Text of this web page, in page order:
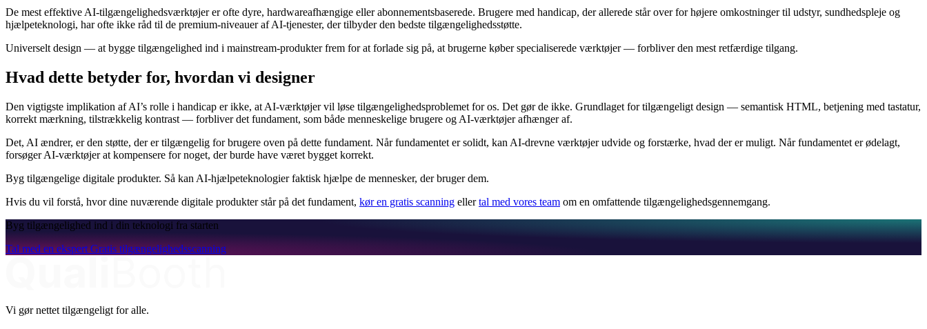
De mest effektive AI-tilgængelighedsværktøjer er ofte dyre, hardwareafhængige eller abonnementsbaserede. Brugere med handicap, der allerede står over for højere omkostninger til udstyr, sundhedspleje og
hjælpeteknologi, har ofte ikke råd til de premium-niveauer af AI-tjenester, der tilbyder den bedste tilgængelighedsstøtte.
Universelt design — at bygge tilgængelighed ind i mainstream-produkter frem for at forlade sig på, at brugerne køber specialiserede værktøjer — forbliver den mest retfærdige tilgang.
Hvad dette betyder for, hvordan vi designer
Den vigtigste implikation af AI’s rolle i handicap er ikke, at AI-værktøjer vil løse tilgængelighedsproblemet for os. Det gør de ikke. Grundlaget for tilgængeligt design — semantisk HTML, betjening med tastatur,
korrekt mærkning, tilstrækkelig kontrast — forbliver det fundament, som både menneskelige brugere og AI-værktøjer afhænger af.
Det, AI ændrer, er den støtte, der er tilgængelig for brugere oven på dette fundament. Når fundamentet er solidt, kan AI-drevne værktøjer udvide og forstærke, hvad der er muligt. Når fundamentet er ødelagt,
forsøger AI-værktøjer at kompensere for noget, der burde have været bygget korrekt.
Byg tilgængelige digitale produkter. Så kan AI-hjælpeteknologier faktisk hjælpe de mennesker, der bruger dem.
Hvis du vil forstå, hvor dine nuværende digitale produkter står på det fundament, kør en gratis scanning ellertal med vores team om en omfattende tilgængelighedsgennemgang.
Byg tilgængelighed ind i din teknologi fra starten
Tal med en ekspert Gratis tilgængelighedsscanning
Vi gør nettet tilgængeligt for alle.